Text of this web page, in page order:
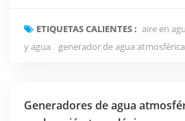
antes de almacenarla en un tanque
ofrece una solución sostenible par...
ETIQUETAS CALIENTES : aire en
y agua
generador de agua atmosférica
Generadores de agua